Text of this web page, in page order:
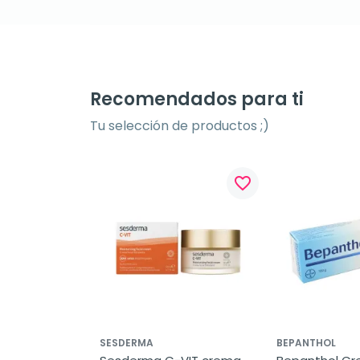
Recomendados para ti
Tu selección de productos ;)
favorite_border
SESDERMA BEPANTHOL